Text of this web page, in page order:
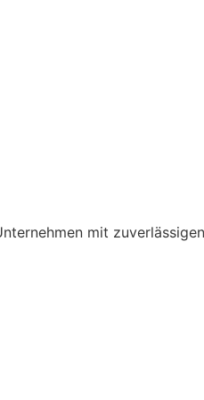
mit